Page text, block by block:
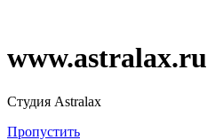
www.astralax.ru
Студия Astralax
Пропустить